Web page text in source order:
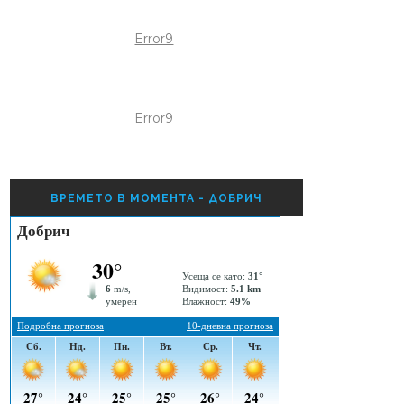
Error9
Error9
ВРЕМЕТО В МОМЕНТА - ДОБРИЧ